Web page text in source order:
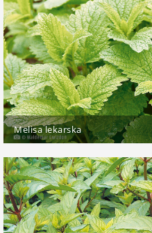
Melisa lekarska